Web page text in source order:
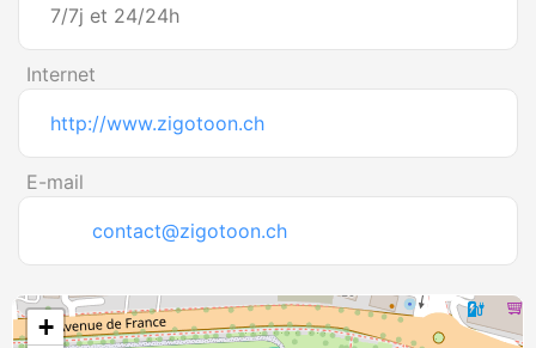
7/7j et 24/24h
Internet
http://www.zigotoon.ch
E-mail
contact@zigotoon.ch
+